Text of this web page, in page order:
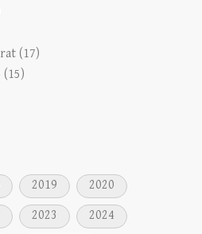
(17)
(15)
2019
2020
2023
2024